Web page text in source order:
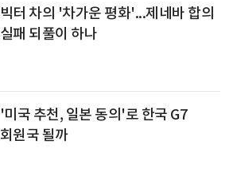
빅터 차의 '차가운 평화'...제네바 합의
실패 되풀이 하나
'미국 추천, 일본 동의'로 한국 G7
회원국 될까